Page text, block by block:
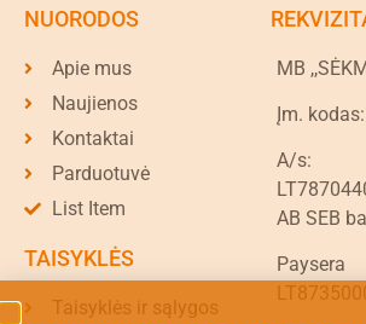
NUORODOS
Apie mus
Naujienos
Kontaktai
Parduotuvė
List Item
TAISYKLĖS
Taisyklės ir sąlygos
MB
Įm.
A/s:
AB SEB
Paysera